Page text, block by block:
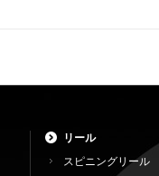
リール
スピニングリール